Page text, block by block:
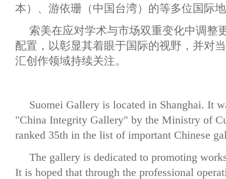
本）、游依珊（中国台湾）的等多位国际
索美在应对学术与市场双重变化中调整
配置，以彰显其着眼于国际的视野，并对
汇创作领域持续关注。
Suomei Gallery is located in Shanghai. It
"China Integrity Gallery" by the Ministry of
ranked 35th in the list of important Chinese
The gallery is dedicated to promoting
It is hoped that through the professional